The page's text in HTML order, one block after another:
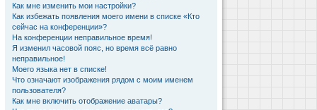
Как мне изменить мои настройки?
Как избежать появления моего имени в списке «Кто
сейчас на конференции»?
На конференции неправильное время!
Я изменил часовой пояс, но время всё равно
неправильное!
Моего языка нет в списке!
Что означают изображения рядом с моим именем
пользователя?
Как мне включить отображение аватары?